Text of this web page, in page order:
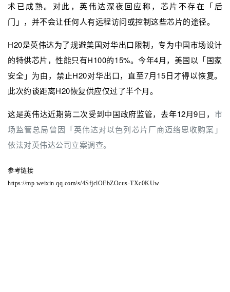
术已成熟。对此，英伟达深夜回应称，芯片不存在「后
门」，并不会让任何人有远程访问或控制这些芯片的途径。
H20是英伟达为了规避美国对华出口限制，专为中国市场设计
的特供芯片，性能只有H100的15%。今年4月，美国以「国家
安全」为由，禁止H20对华出口，直至7月15日才得以恢复。
此次约谈距离H20恢复供应仅过了半个月。
这是英伟达近期第二次受到中国政府监管，去年12月9日， 市
场监管总局曾因「英伟达对以色列芯片厂商迈络思收购案」
依法对英伟达公司立案调查。
参考链接
https://mp.weixin.qq.com/s/4SfjclOEbZOcus-TXc0KUw